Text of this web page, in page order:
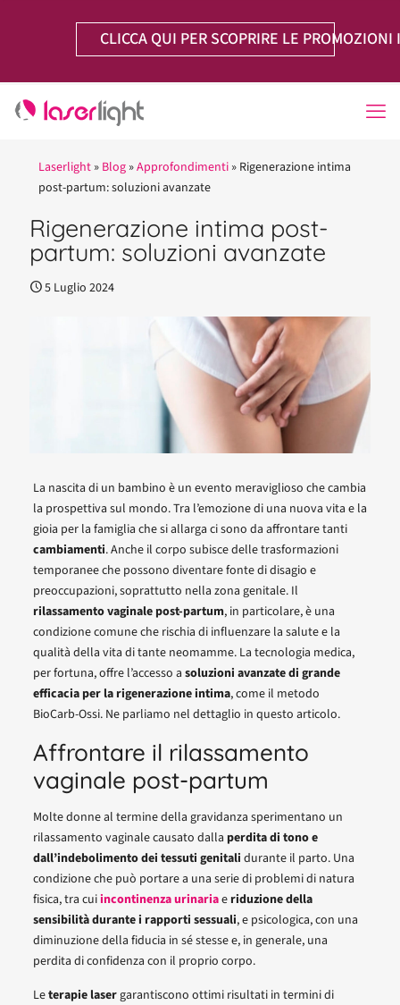
CLICCA QUI PER SCOPRIRE LE PROMOZIONI
Laserlight » Blog »Approfondimenti » Rigenerazione intima
post-partum: soluzioni avanzate
Rigenerazione intima post-
partum: soluzioni avanzate
5 Luglio 2024
La nascita di un bambino è un evento meraviglioso che cambia
la prospettiva sul mondo. Tra l’emozione di una nuova vita e la
gioia per la famiglia che si allarga ci sono da affrontare tanti
cambiamenti. Anche il corpo subisce delle trasformazioni
temporanee che possono diventare fonte di disagio e
preoccupazioni, soprattutto nella zona genitale. Il
rilassamento vaginale post-partum, in particolare, è una
condizione comune che rischia di influenzare la salute e la
qualità della vita di tante neomamme. La tecnologia medica,
per fortuna, offre l’accesso a soluzioni avanzate di grande
efficacia per la rigenerazione intima, come il metodo
BioCarb-Ossi. Ne parliamo nel dettaglio in questo articolo.
Affrontare il rilassamento
vaginale post-partum
Molte donne al termine della gravidanza sperimentano un
rilassamento vaginale causato dalla perdita di tono e
dall’indebolimento dei tessuti genitali durante il parto. Una
condizione che può portare a una serie di problemi di natura
fisica, tra cuiincontinenza urinariaeriduzione della
sensibilità durante i rapporti sessuali, e psicologica, con una
diminuzione della fiducia in sé stesse e, in generale, una
perdita di confidenza con il proprio corpo.
Leterapie lasergarantiscono ottimi risultati in termini di